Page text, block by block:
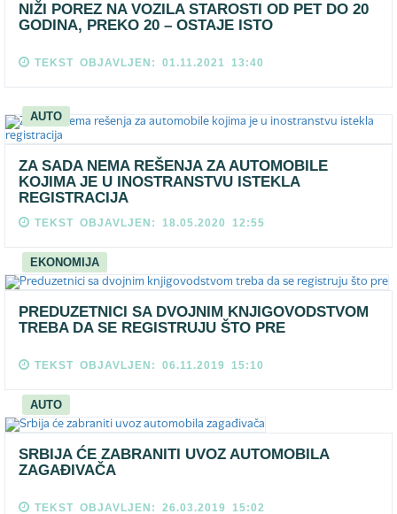
NIŽI POREZ NA VOZILA STAROSTI OD PET DO 20
GODINA, PREKO 20 – OSTAJE ISTO
TEKST OBJAVLJEN: 01.11.2021 13:40
AUTO
ZA SADA NEMA REŠENJA ZA AUTOMOBILE
KOJIMA JE U INOSTRANSTVU ISTEKLA
REGISTRACIJA
TEKST OBJAVLJEN: 18.05.2020 12:55
EKONOMIJA
PREDUZETNICI SA DVOJNIM KNJIGOVODSTVOM
TREBA DA SE REGISTRUJU ŠTO PRE
TEKST OBJAVLJEN: 06.11.2019 15:10
AUTO
SRBIJA ĆE ZABRANITI UVOZ AUTOMOBILA
ZAGAĐIVAČA
TEKST OBJAVLJEN: 26.03.2019 15:02